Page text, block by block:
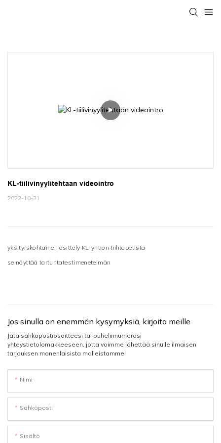
KL-tiilivinyylitehtaan videointro
2022-10-31
yksityiskohtainen esittely KL-yhtiön tiilitapetista
se näyttää tartuntatestimenetelmän
Jos sinulla on enemmän kysymyksiä, kirjoita meille
Jätä sähköpostiosoitteesi tai puhelinnumerosi
yhteystietolomakkeeseen, jotta voimme lähettää sinulle ilmaisen
tarjouksen monenlaisista malleistamme!
Nimi
Sähköposti
Sisältö